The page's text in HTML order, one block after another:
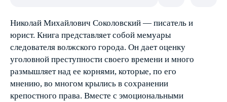
Николай Михайлович Соколовский — писатель и
юрист. Книга представляет собой мемуары
следователя волжского города. Он дает оценку
уголовной преступности своего времени и много
размышляет над ее корнями, которые, по его
мнению, во многом крылись в сохранении
крепостного права. Вместе с эмоциональными